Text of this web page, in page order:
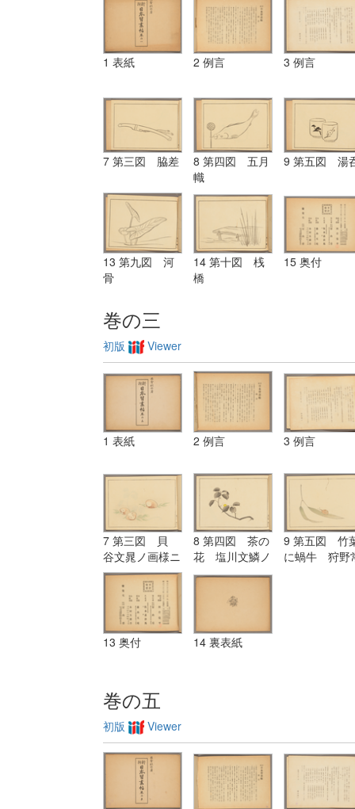
1 表紙 2 例言 3 例言
7 第三図 脇差
8 第四図 五月
幟
9 第五図 湯
13 第九図 河
骨
14 第十図 桟
橋
15 奥付
巻の三
初版 Viewer
1 表紙 2 例言 3 例言
7 第三図 貝
谷文晁ノ画様ニ
倣フ
8 第四図 茶の
花 塩川文鱗ノ
画様ニ倣フ
9 第五図 竹
に蝸牛 狩野
13 奥付 14 裏表紙
巻の五
初版 Viewer